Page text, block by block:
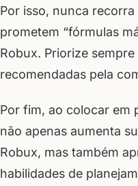
Por isso, nunca
prometem “fórmulas
Robux. Priorize
recomendadas pela
Por fim, ao colocar em
não apenas aumenta
Robux, mas também
habilidades de